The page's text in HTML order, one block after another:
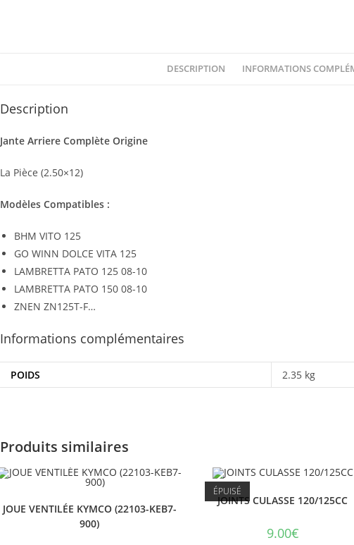
DESCRIPTION INFORMATIONS
Description
Jante Arriere Complète Origine
La Pièce (2.50×12)
Modèles Compatibles :
BHM VITO 125
GO WINN DOLCE VITA 125
LAMBRETTA PATO 125 08-10
LAMBRETTA PATO 150 08-10
ZNEN ZN125T-F…
Informations complémentaires
POIDS 2.35 kg
Produits similaires
JOUE VENTILÉE KYMCO (22103-KEB7-
900)
ÉPUISÉ
JOINTS CULASSE 120/125CC
9.00€